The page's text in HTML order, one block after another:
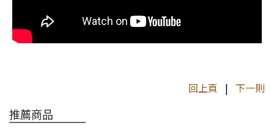
回上頁 | 下一則
推薦商品